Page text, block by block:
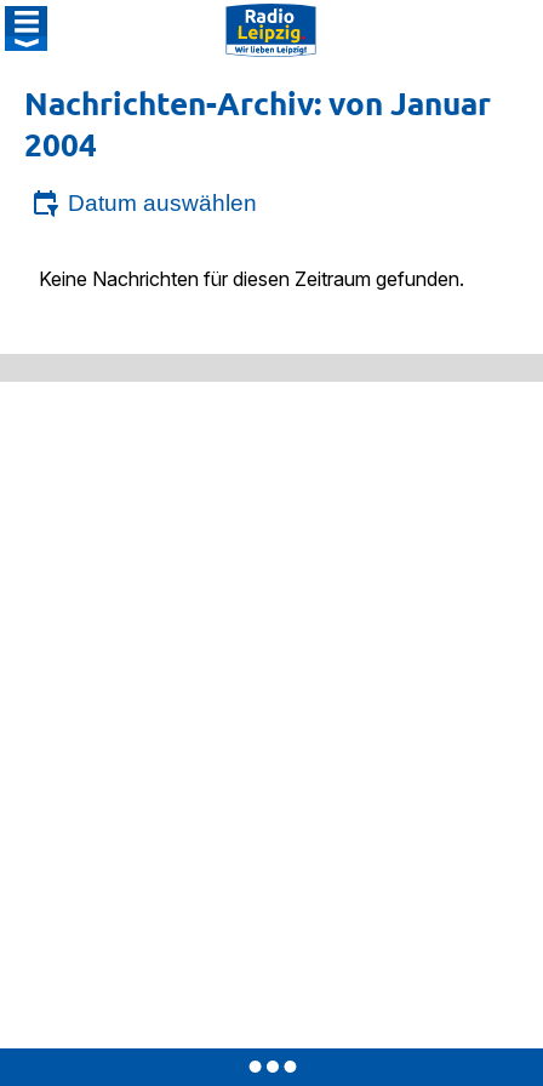
Nachrichten-Archiv: von Januar
2004
Datum auswählen
Keine Nachrichten für diesen Zeitraum gefunden.